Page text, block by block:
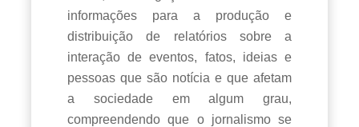
informações para a produção e
distribuição de relatórios sobre a
interação de eventos, fatos, ideias e
pessoas que são notícia e que afetam
a sociedade em algum grau,
compreendendo que o jornalismo se